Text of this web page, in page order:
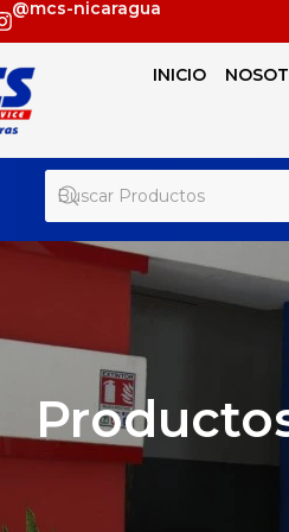
@mcs-nicaragua
INICIO